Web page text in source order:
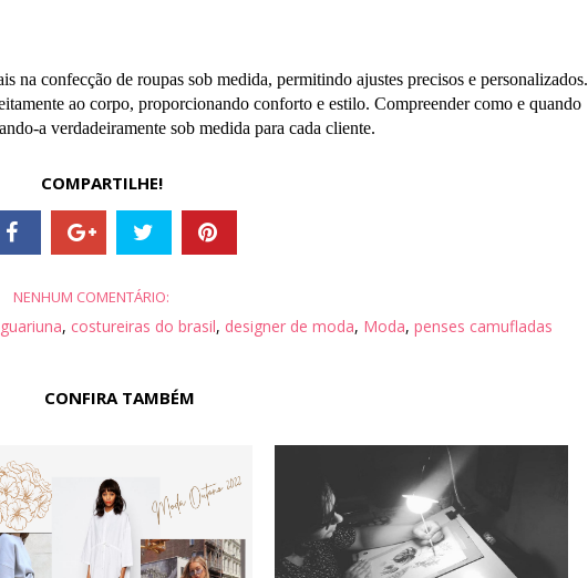
na confecção de roupas sob medida, permitindo ajustes precisos e personalizados.
ao corpo, proporcionando conforto e estilo. Compreender como e quando
a verdadeiramente sob medida para cada cliente.
COMPARTILHE!
NENHUM COMENTÁRIO:
, costureiras do brasil, designer de moda, Moda,penses camufladas
CONFIRA TAMBÉM